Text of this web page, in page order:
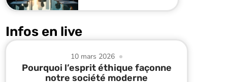
Infos en live
10 mars 2026
Pourquoi l’esprit éthique façonne
notre société moderne